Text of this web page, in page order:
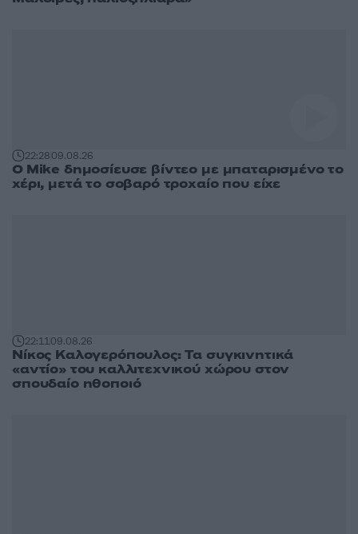
22:2809.08.26
O Mike δημοσίευσε βίντεο με μπαταρισμένο το
χέρι, μετά το σοβαρό τροχαίο που είχε
22:1109.08.26
Νίκος Καλογερόπουλος: Τα συγκινητικά
«αντίο» του καλλιτεχνικού χώρου στον
σπουδαίο ηθοποιό